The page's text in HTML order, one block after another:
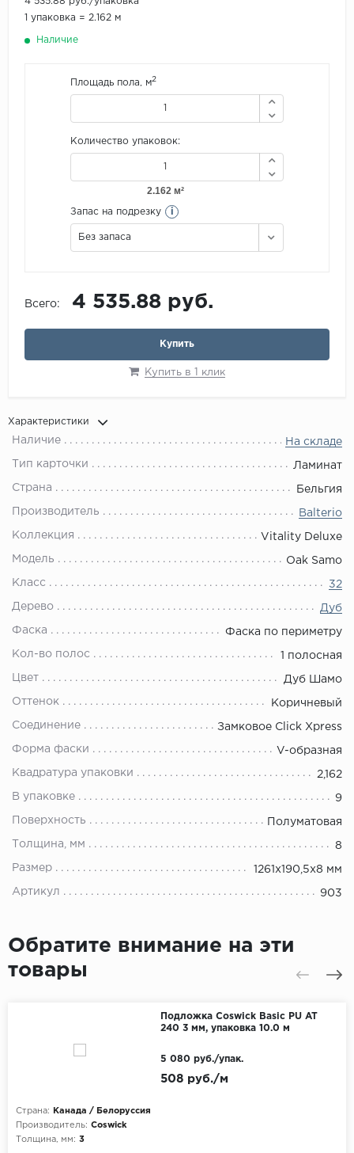
1 упаковка = 2.162 м
Наличие
Площадь пола, м2
Количество упаковок:
Запас на подрезку i
Без запаса
Всего: 4 535.88 руб.
Купить
Купить в 1 клик
Характеристики
Наличие На складе
Тип карточки Ламинат
Страна Бельгия
Производитель Balterio
Коллекция Vitality Deluxe
Модель Oak Samo
Класс 32
Дерево Дуб
Фаска Фаска по периметру
Кол-во полос 1 полосная
Цвет Дуб Шамо
Оттенок Коричневый
Соединение Замковое Click Xpress
Форма фаски V-образная
Квадратура упаковки 2,162
В упаковке 9
Поверхность Полуматовая
Толщина, мм 8
Размер 1261x190,5x8 мм
Артикул 903
Обратите внимание на эти
товары
Подложка Coswick Basic PU AT
240 3 мм, упаковка 10.0 м
Страна:
Канада / Белоруссия
Производитель: Coswick
Толщина, мм: 3
508 руб./м
5 080 руб./упак.